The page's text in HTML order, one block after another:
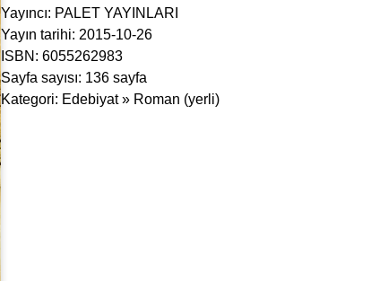
Yayıncı: PALET YAYINLARI
Yayın tarihi: 2015-10-26
ISBN: 6055262983
Sayfa sayısı: 136 sayfa
Kategori: Edebiyat » Roman (yerli)